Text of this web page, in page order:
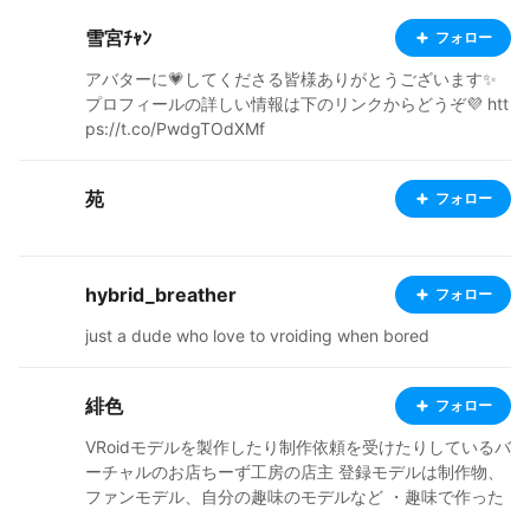
雪宮ﾁｬﾝ フォロー
アバターに💗してくださる皆様ありがとうございます✨
プロフィールの詳しい情報は下のリンクからどうぞ💜 htt
ps://t.co/PwdgTOdXMf
苑 フォロー
hybrid_breather フォロー
just a dude who love to vroiding when bored
緋色 フォロー
VRoidモデルを製作したり制作依頼を受けたりしているバ
ーチャルのお店ちーず工房の店主 登録モデルは制作物、
ファンモデル、自分の趣味のモデルなど ・趣味で作った